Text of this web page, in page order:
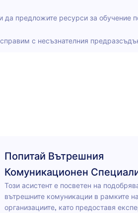
да предложите ресурси за обучение
с несъзнателния
Попитай Вътрешния
Комуникационен
Този асистент е посветен на
вътрешните комуникации в рамките на
организациите, като предоставя